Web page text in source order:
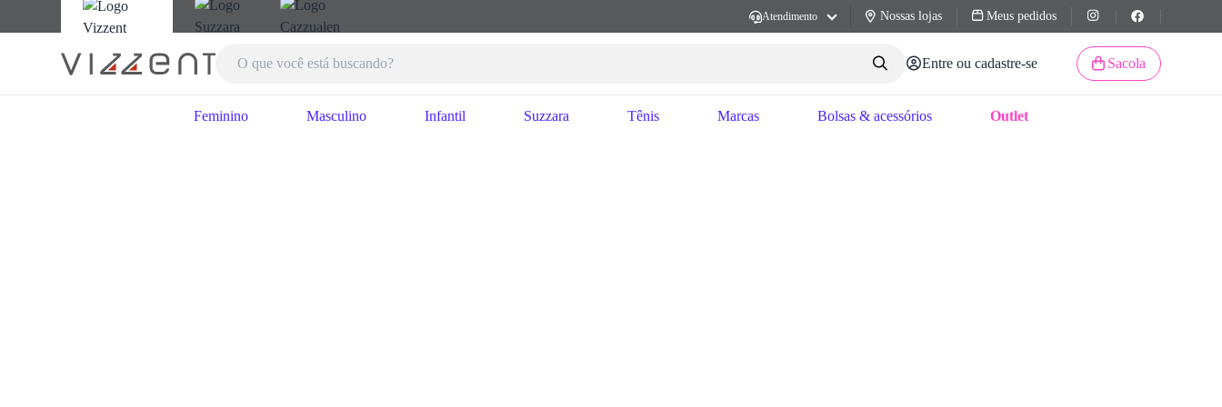
Atendimento Nossas lojas Meus pedidos
Entre ou cadastre-se Sacola
Feminino Masculino Infantil Suzzara Tênis Marcas Bolsas & acessórios Outlet